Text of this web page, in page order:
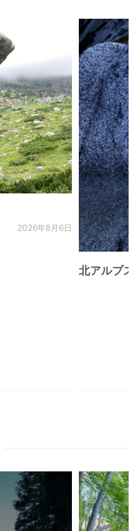
2026年8月6日
北アルプ